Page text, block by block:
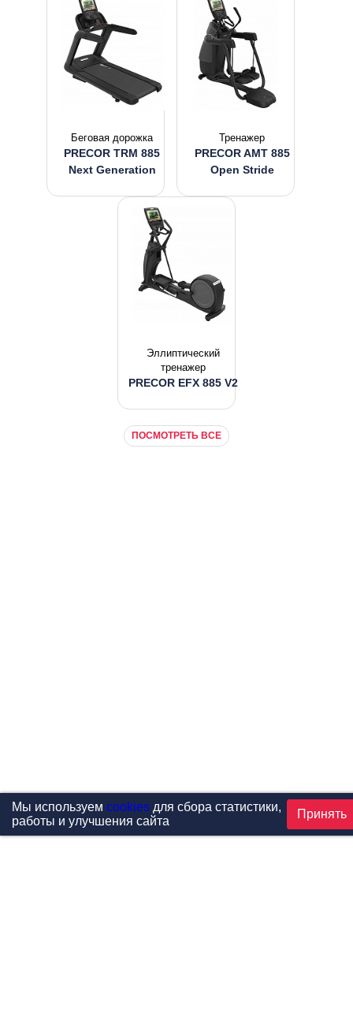
Беговая дорожка
PRECOR TRM 885
Next Generation
Тренажер
PRECOR AMT 885
Open Stride
Эллиптический
тренажер
PRECOR EFX 885 V2
ПОСМОТРЕТЬ ВСЕ
Мы используем cookiesдля сбора статистики,
работы и улучшения сайта
Принять